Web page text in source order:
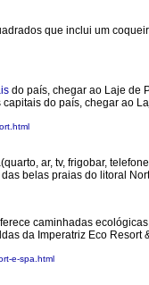
que inclui um
do país, chegar ao Laje de
do país, chegar ao
ar, tv, frigobar,
belas praias do litoral
caminhadas
da Imperatriz Eco
e-spa.html